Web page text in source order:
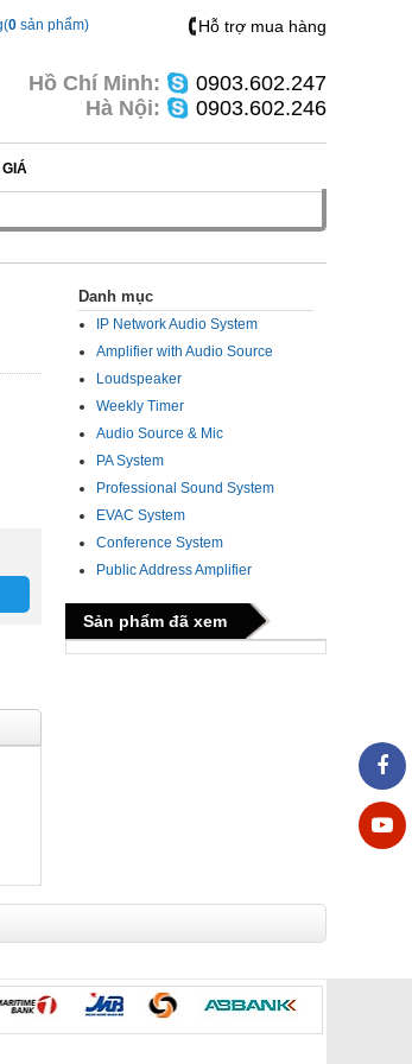
Hỗ trợ mua hàng
Hồ Chí Minh:
0903.602.247
Hà Nội:
0903.602.246
0 sản phẩm)
GIÁ
Danh mục
IP Network Audio System
Amplifier with Audio Source
Loudspeaker
Weekly Timer
Audio Source & Mic
PA System
Professional Sound System
EVAC System
Conference System
Public Address Amplifier
Sản phẩm đã xem